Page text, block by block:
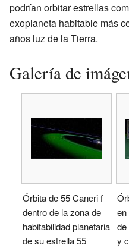
podrían orbitar estrellas
exoplaneta habitable más
años luz de la Tierra.
Galería de
Órbita de 55 Cancri f
dentro de la zona de
habitabilidad planetaria
de su estrella 55
en
de
y